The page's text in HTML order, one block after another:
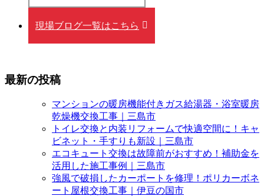
現場ブログ一覧はこちら
最新の投稿
マンションの暖房機能付きガス給湯器・浴室暖房
乾燥機交換工事｜三島市
トイレ交換と内装リフォームで快適空間に！キャ
ビネット・手すりも新設｜三島市
エコキュート交換は故障前がおすすめ！補助金を
活用した施工事例｜三島市
強風で破損したカーポートを修理！ポリカーボネ
ート屋根交換工事｜伊豆の国市